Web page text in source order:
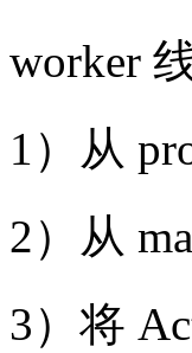
worker
1）从
2）从
3）将